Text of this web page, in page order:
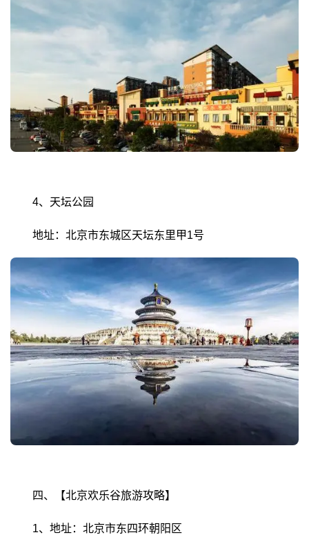
4、天坛公园
地址：北京市东城区天坛东里甲1号
四、【北京欢乐谷旅游攻略】
1、地址：北京市东四环朝阳区